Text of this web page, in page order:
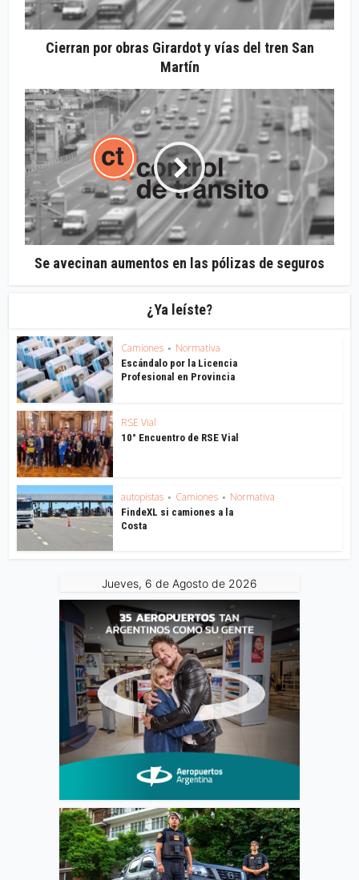
Cierran por obras Girardot y vías del tren San
Martín
Se avecinan aumentos en las pólizas de seguros
¿Ya leíste?
Camiones • Normativa
Escándalo por la Licencia
Profesional en Provincia
RSE Vial
10° Encuentro de RSE Vial
autopistas • Camiones • Normativa
FindeXL si camiones a la
Costa
Jueves, 6 de Agosto de 2026